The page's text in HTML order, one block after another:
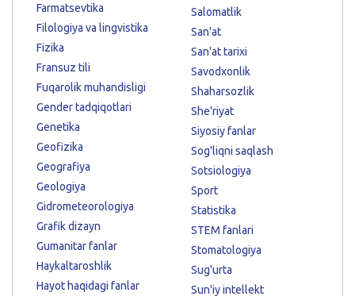
Farmatsevtika
Filologiya va lingvistika
Fizika
Fransuz tili
Fuqarolik muhandisligi
Gender tadqiqotlari
Genetika
Geofizika
Geografiya
Geologiya
Gidrometeorologiya
Grafik dizayn
Gumanitar fanlar
Haykaltaroshlik
Hayot haqidagi fanlar
Salomatlik
San'at
San'at tarixi
Savodxonlik
Shaharsozlik
She'riyat
Siyosiy fanlar
Sog'liqni saqlash
Sotsiologiya
Sport
Statistika
STEM fanlari
Stomatologiya
Sug'urta
Sun'iy intellekt